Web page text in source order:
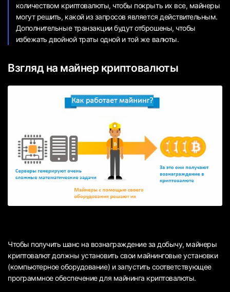
количеством криптовалюты, чтобы покрыть их все, майнеры
могут решить, какой из запросов является действительным.
Дополнительные транзакции будут отброшены, чтобы
избежать двойной траты одной и той же валюты.
Взгляд на майнер криптовалюты
Чтобы получить шанс на вознаграждение за добычу, майнеры
криптовалют должны установить свои майнинговые установки
(компьютерное оборудование) и запустить соответствующее
программное обеспечение для майнинга криптовалюты.